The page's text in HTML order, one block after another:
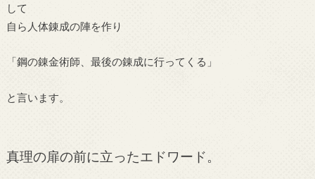
して
自ら人体錬成の陣を作り
「鋼の錬金術師、最後の錬成に行ってくる」
と言います。
真理の扉の前に立ったエドワード。